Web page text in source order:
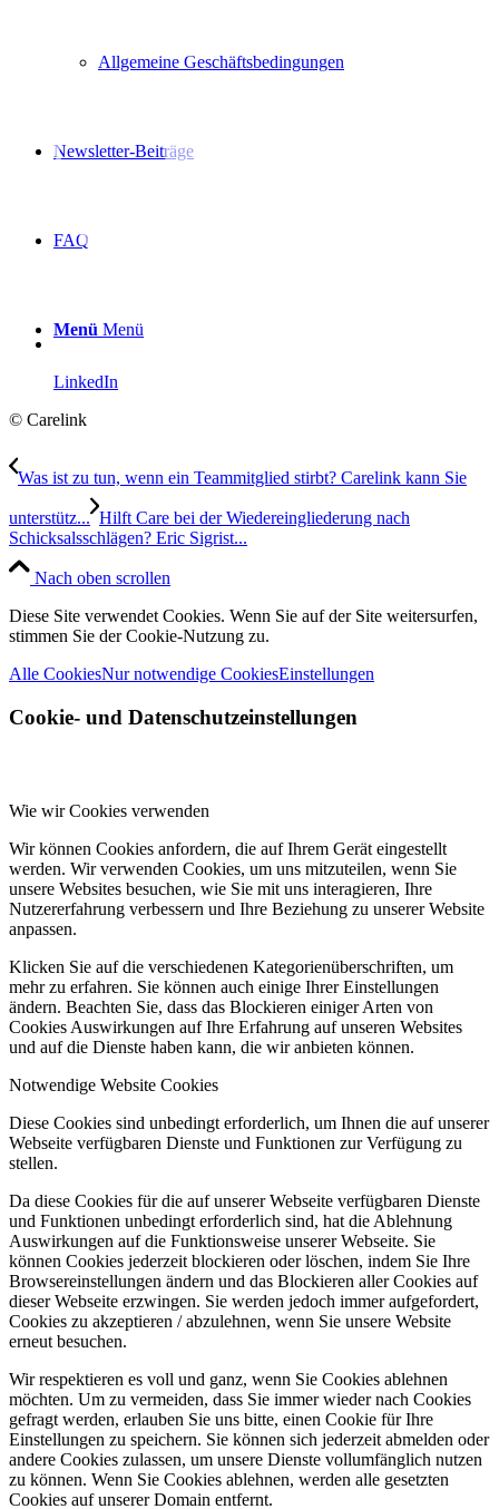
Allgemeine Geschäftsbedingungen
Newsletter-Beiträge
FAQ
Menü Menü
LinkedIn
© Carelink
Was ist zu tun, wenn ein Teammitglied stirbt? Carelink kann Sie
unterstütz... Hilft Care bei der Wiedereingliederung nach
Schicksalsschlägen? Eric Sigrist...
Nach oben scrollen
Diese Site verwendet Cookies. Wenn Sie auf der Site weitersurfen,
stimmen Sie der Cookie-Nutzung zu.
Alle CookiesNur notwendige CookiesEinstellungen
Cookie- und Datenschutzeinstellungen
Wie wir Cookies verwenden
Wir können Cookies anfordern, die auf Ihrem Gerät eingestellt
werden. Wir verwenden Cookies, um uns mitzuteilen, wenn Sie
unsere Websites besuchen, wie Sie mit uns interagieren, Ihre
Nutzererfahrung verbessern und Ihre Beziehung zu unserer Website
anpassen.
Klicken Sie auf die verschiedenen Kategorienüberschriften, um
mehr zu erfahren. Sie können auch einige Ihrer Einstellungen
ändern. Beachten Sie, dass das Blockieren einiger Arten von
Cookies Auswirkungen auf Ihre Erfahrung auf unseren Websites
und auf die Dienste haben kann, die wir anbieten können.
Notwendige Website Cookies
Diese Cookies sind unbedingt erforderlich, um Ihnen die auf unserer
Webseite verfügbaren Dienste und Funktionen zur Verfügung zu
stellen.
Da diese Cookies für die auf unserer Webseite verfügbaren Dienste
und Funktionen unbedingt erforderlich sind, hat die Ablehnung
Auswirkungen auf die Funktionsweise unserer Webseite. Sie
können Cookies jederzeit blockieren oder löschen, indem Sie Ihre
Browsereinstellungen ändern und das Blockieren aller Cookies auf
dieser Webseite erzwingen. Sie werden jedoch immer aufgefordert,
Cookies zu akzeptieren / abzulehnen, wenn Sie unsere Website
erneut besuchen.
Wir respektieren es voll und ganz, wenn Sie Cookies ablehnen
möchten. Um zu vermeiden, dass Sie immer wieder nach Cookies
gefragt werden, erlauben Sie uns bitte, einen Cookie für Ihre
Einstellungen zu speichern. Sie können sich jederzeit abmelden oder
andere Cookies zulassen, um unsere Dienste vollumfänglich nutzen
zu können. Wenn Sie Cookies ablehnen, werden alle gesetzten
Cookies auf unserer Domain entfernt.